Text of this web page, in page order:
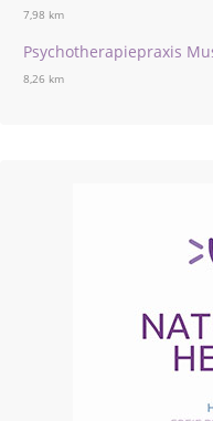
7,98 km
Psychotherapiepraxis
8,26 km